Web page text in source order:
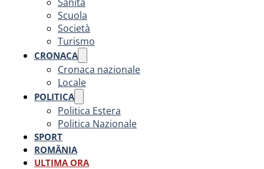
Scuola
Società
Turismo
CRONACA
Cronaca nazionale
Locale
POLITICA
Politica Estera
Politica Nazionale
SPORT
ROMÂNIA
ULTIMA ORA